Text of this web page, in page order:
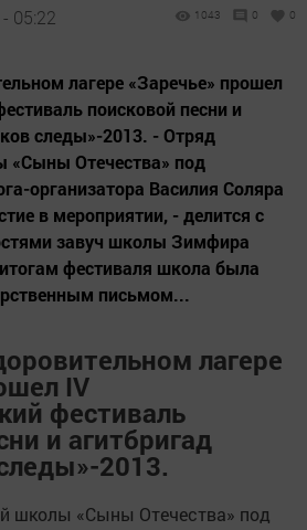
05:22 1043 0 0
лагере «Заречье» прошел
поисковой песни и
следы»-2013. - Отряд
«Сыны Отечества» под
организатора Василия Соляра
в мероприятии, - делится с
завуч школы Зимфира
фестиваля школа была
письмом...
лагере
IV
фестиваль
и агитбригад
2013.
школы «Сыны Отечества» под